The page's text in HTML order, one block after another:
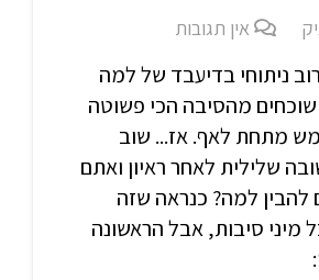
אין תגובות
ניתוחי בדיעבד של למה
מהסיבה הכי פשוטה
מתחת לאף. אז... שוב
שלילית לאחר ראיון ואתם
להבין למה? כנראה שזה
מיני סיבות, אבל הראשונה